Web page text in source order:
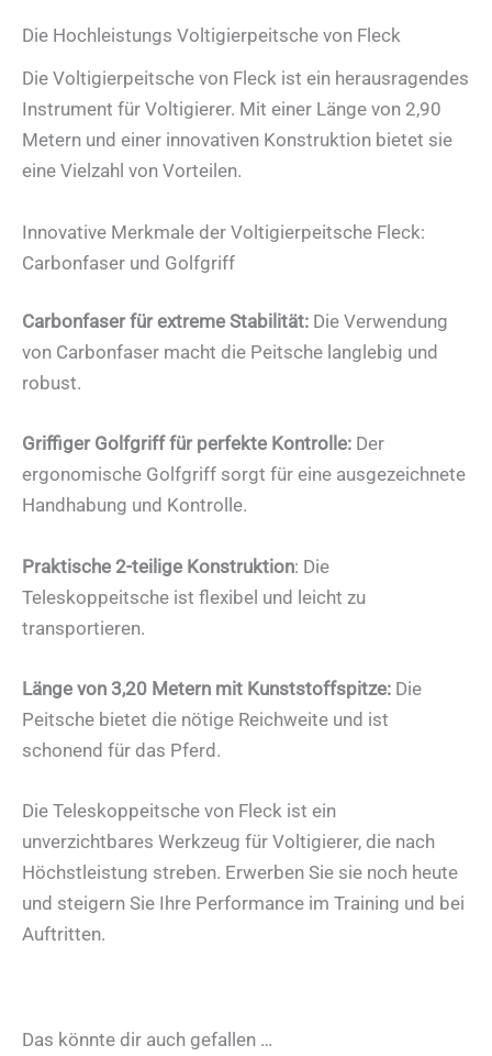
Die Hochleistungs Voltigierpeitsche von Fleck
Die Voltigierpeitsche von Fleck ist ein herausragendes
Instrument für Voltigierer. Mit einer Länge von 2,90
Metern und einer innovativen Konstruktion bietet sie
eine Vielzahl von Vorteilen.
Innovative Merkmale der Voltigierpeitsche Fleck:
Carbonfaser und Golfgriff
Carbonfaser für extreme Stabilität: Die Verwendung
von Carbonfaser macht die Peitsche langlebig und
robust.
Griffiger Golfgriff für perfekte Kontrolle: Der
ergonomische Golfgriff sorgt für eine ausgezeichnete
Handhabung und Kontrolle.
Praktische 2-teilige Konstruktion: Die
Teleskoppeitsche ist flexibel und leicht zu
transportieren.
Länge von 3,20 Metern mit Kunststoffspitze: Die
Peitsche bietet die nötige Reichweite und ist
schonend für das Pferd.
Die Teleskoppeitsche von Fleck ist ein
unverzichtbares Werkzeug für Voltigierer, die nach
Höchstleistung streben. Erwerben Sie sie noch heute
und steigern Sie Ihre Performance im Training und bei
Auftritten.
Das könnte dir auch gefallen …